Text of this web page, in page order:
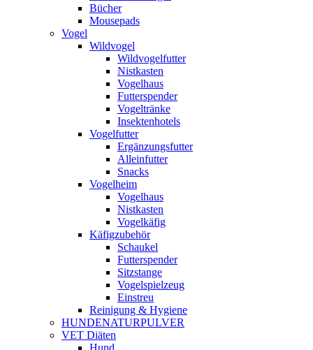
Bücher
Mousepads
Vogel
Wildvogel
Wildvogelfutter
Nistkasten
Vogelhaus
Futterspender
Vogeltränke
Insektenhotels
Vogelfutter
Ergänzungsfutter
Alleinfutter
Snacks
Vogelheim
Vogelhaus
Nistkasten
Vogelkäfig
Käfigzubehör
Schaukel
Futterspender
Sitzstange
Vogelspielzeug
Einstreu
Reinigung & Hygiene
HUNDENATURPULVER
VET Diäten
Hund